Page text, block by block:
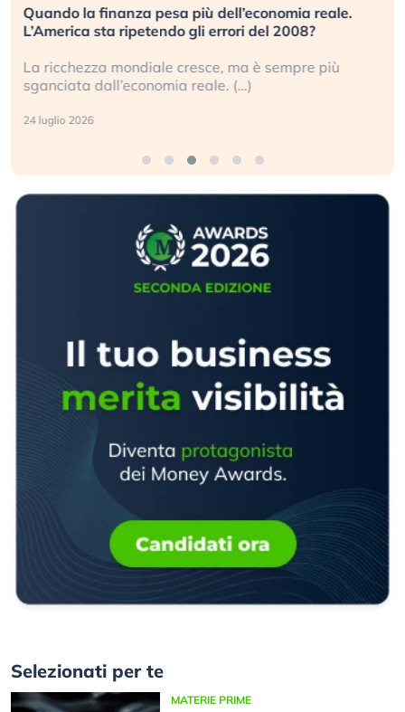
Quando la finanza pesa più dell’economia reale.
L’America sta ripetendo gli errori del 2008?
La ricchezza mondiale cresce, ma è sempre più
sganciata dall’economia reale. (…)
24 luglio 2026
Selezionati per te
MATERIE PRIME